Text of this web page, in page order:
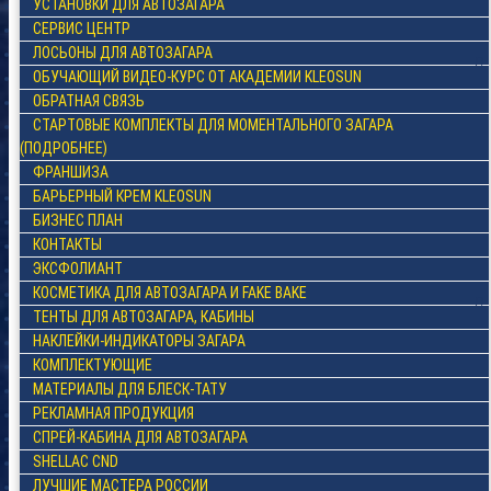
УСТАНОВКИ ДЛЯ АВТОЗАГАРА
СЕРВИС ЦЕНТР
ЛОСЬОНЫ ДЛЯ АВТОЗАГАРА
ОБУЧАЮЩИЙ ВИДЕО-КУРС ОТ АКАДЕМИИ KLEOSUN
ОБРАТНАЯ СВЯЗЬ
СТАРТОВЫЕ КОМПЛЕКТЫ ДЛЯ МОМЕНТАЛЬНОГО ЗАГАРА
(ПОДРОБНЕЕ)
ФРАНШИЗА
БАРЬЕРНЫЙ КРЕМ KLEOSUN
БИЗНЕС ПЛАН
КОНТАКТЫ
ЭКСФОЛИАНТ
КОСМЕТИКА ДЛЯ АВТОЗАГАРА И FAKE BAKE
ТЕНТЫ ДЛЯ АВТОЗАГАРА, КАБИНЫ
НАКЛЕЙКИ-ИНДИКАТОРЫ ЗАГАРА
КОМПЛЕКТУЮЩИЕ
МАТЕРИАЛЫ ДЛЯ БЛЕСК-ТАТУ
РЕКЛАМНАЯ ПРОДУКЦИЯ
СПРЕЙ-КАБИНА ДЛЯ АВТОЗАГАРА
SHELLAC CND
ЛУЧШИЕ МАСТЕРА РОССИИ